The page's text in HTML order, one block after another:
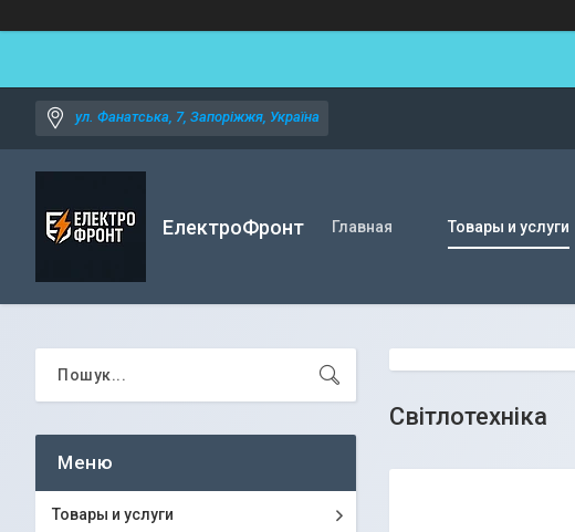
ул. Фанатська, 7, Запоріжжя, Україна
ЕлектроФронт Главная Товары и услуги
Світлотехніка
Товары и услуги